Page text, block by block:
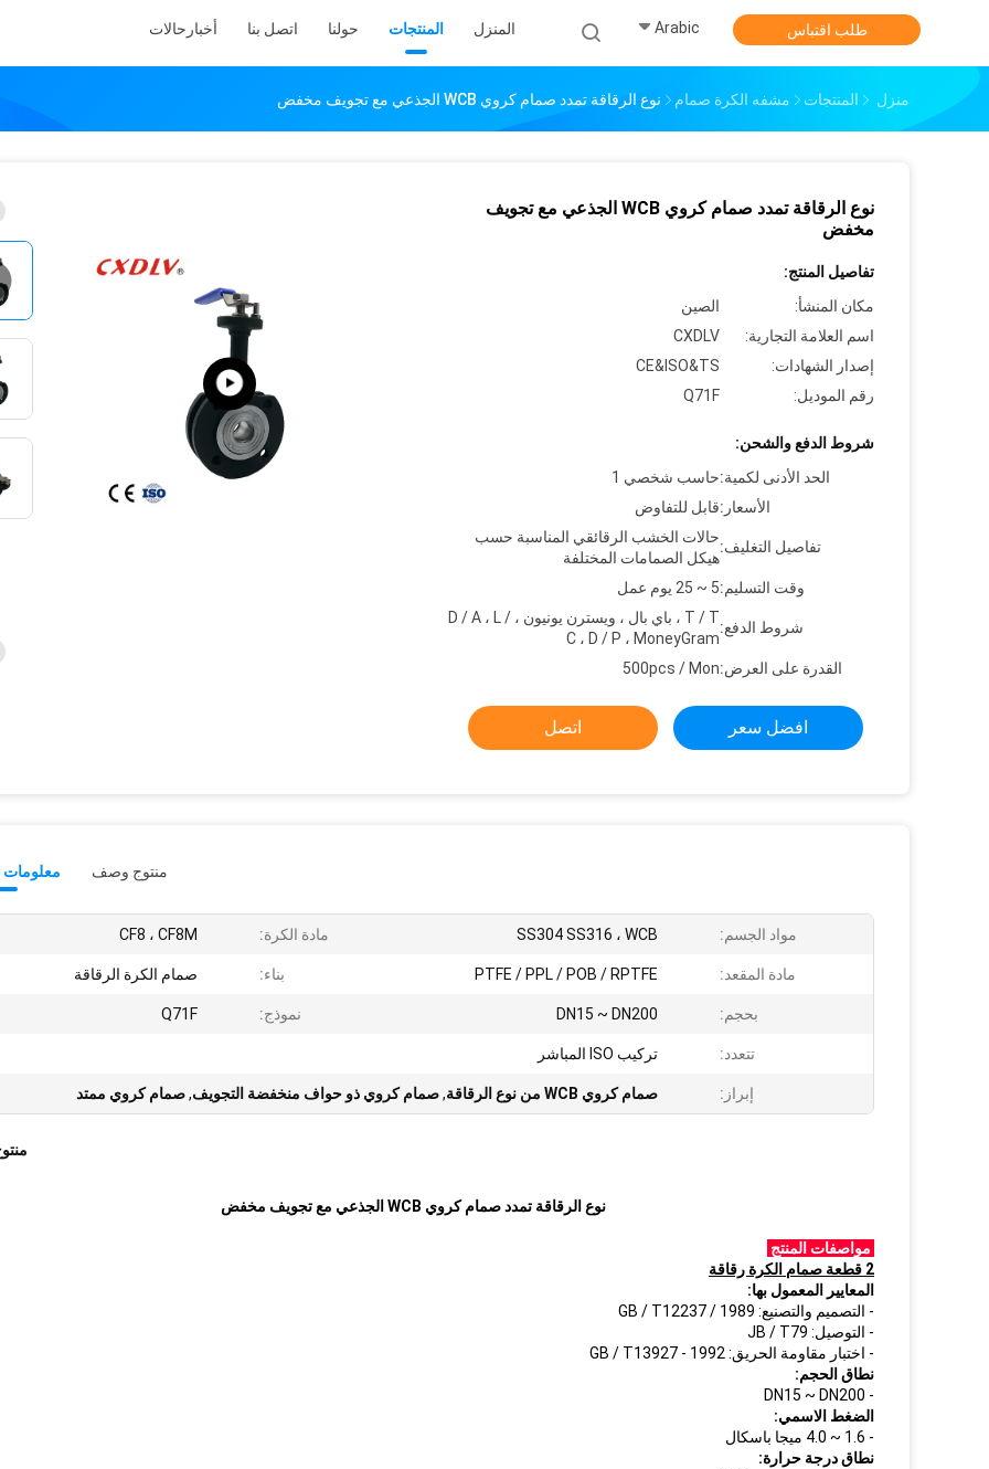
المنزل المنتجات حولنا اتصل بنا أخبار حالات Arabic طلب اقتباس
منزل المنتجات مشفه الكرة صمام نوع الرقاقة تمدد صمام كروي WCB الجذعي مع تجويف مخفض
نوع الرقاقة تمدد صمام كروي WCB الجذعي مع تجويف
مخفض
تفاصيل المنتج:
مكان المنشأ:
الصين
اسم العلامة التجارية:
CXDLV
إصدار الشهادات:
CE&ISO&TS
رقم الموديل:
Q71F
شروط الدفع والشحن:
الحد الأدنى لكمية:حاسب شخصي 1
الأسعار:قابل للتفاوض
تفاصيل التغليف:
حالات الخشب الرقائقي المناسبة حسب
هيكل الصمامات المختلفة
وقت التسليم:5 ~ 25 يوم عمل
شروط الدفع:
T / T ، باي بال ، ويسترن يونيون ، D / A ، L /
C ، D / P ، MoneyGram
القدرة على العرض:500pcs / Mon
افضل سعر اتصل
معلومات منتوج وصف
مواد الجسم: SS304 SS316 ، WCB مادة الكرة: CF8 ، CF8M
مادة المقعد: PTFE / PPL / POB / RPTFE بناء: صمام الكرة الرقاقة
بحجم: DN15 ~ DN200 نموذج: Q71F
تتعدد: تركيب ISO المباشر
إبراز: صمام كروي WCB من نوع الرقاقة ,صمام كروي ذو حواف منخفضة التجويف,صمام كروي ممتد
نوع الرقاقة تمدد صمام كروي WCB الجذعي مع تجويف مخفض
مواصفات المنتج
2 قطعة صمام الكرة رقاقة
المعايير المعمول بها:
- التصميم والتصنيع: GB / T12237 / 1989
- التوصيل: JB / T79
- اختبار مقاومة الحريق: GB / T13927 - 1992
نطاق الحجم:
- DN15 ~ DN200
الضغط الاسمي:
- 1.6 ~ 4.0 ميجا باسكال
نطاق درجة حرارة: